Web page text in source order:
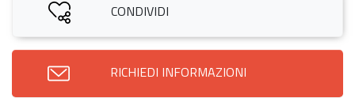
CONDIVIDI
RICHIEDI INFORMAZIONI